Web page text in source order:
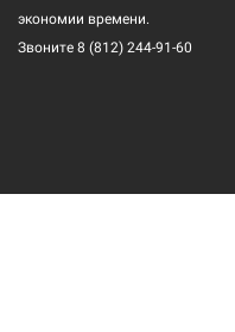
экономии времени.
Звоните 8 (812) 244-91-60